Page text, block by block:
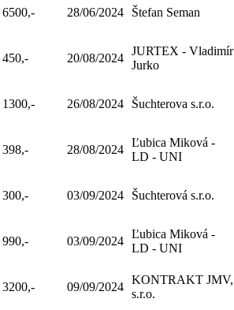
6500,- 28/06/2024 Štefan Seman
450,- 20/08/2024
JURTEX - Vladimír
Jurko
1300,- 26/08/2024 Šuchterova s.r.o.
398,- 28/08/2024
Ľubica Miková -
LD - UNI
300,- 03/09/2024 Šuchterová s.r.o.
990,- 03/09/2024
Ľubica Miková -
LD - UNI
3200,- 09/09/2024
KONTRAKT JMV,
s.r.o.